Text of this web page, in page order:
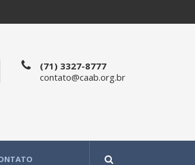
(71) 3327-8777
contato@caab.org.br